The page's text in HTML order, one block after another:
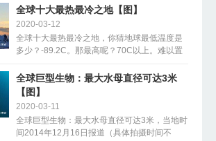
地。......
全球十大最热最冷之地【图】
2020-03-12
全球十大最热最冷之地，你猜地球最低温度是
多少？-89.2C。那最高呢？70C以上。难以置
最......
全球巨型生物：最大水母直径可达3米
【图】
2020-03-11
全球巨型生物：最大水母直径可达3米，当地时
间2014年12月16日报道（具体拍摄时间不